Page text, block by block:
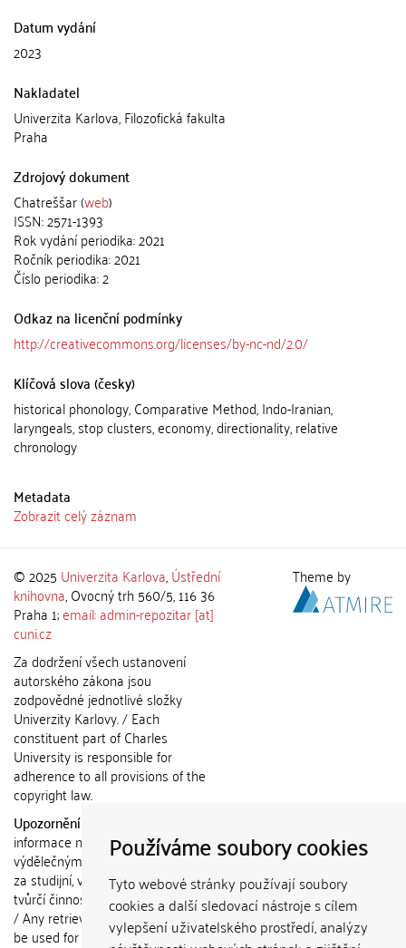
Používáme soubory cookies
Tyto webové stránky používají soubory
cookies a další sledovací nástroje s cílem
vylepšení uživatelského prostředí, analýzy
Datum vydání
2023
Nakladatel
Univerzita Karlova, Filozofická fakulta
Praha
Zdrojový dokument
Chatreššar (web)
ISSN: 2571-1393
Rok vydání periodika: 2021
Ročník periodika: 2021
Číslo periodika: 2
Odkaz na licenční podmínky
http://creativecommons.org/licenses/by-nc-nd/2.0/
Klíčová slova (česky)
historical phonology, Comparative Method, Indo-Iranian,
laryngeals, stop clusters, economy, directionality, relative
chronology
Metadata
Zobrazit celý záznam
© 2025 Univerzita Karlova,Ústřední
knihovna, Ovocný trh 560/5, 116 36
Praha 1;email: admin-repozitar [at]
cuni.cz
Za dodržení všech ustanovení
autorského zákona jsou
zodpovědné jednotlivé složky
Univerzity Karlovy. / Each
constituent part of Charles
University is responsible for
adherence to all provisions of the
copyright law.
Upozornění / Notice:
informace nemohou být použity k
výdělečným účelům nebo vydávány
za studijní, vědeckou nebo jinou
tvůrčí činnost jiné osoby než autora.
/ Any retrieved information shall not
be used for any commercial
Theme by